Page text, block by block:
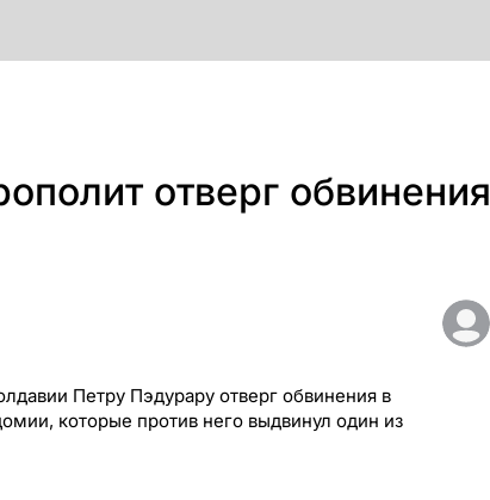
отверг обвинения
Петру Пэдурару отверг обвинения в
которые против него выдвинул один из